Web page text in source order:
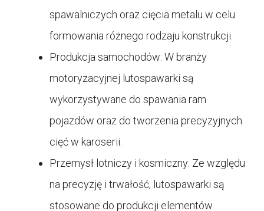
spawalniczych oraz cięcia metalu w celu
formowania różnego rodzaju konstrukcji.
Produkcja samochodów: W branży
motoryzacyjnej lutospawarki są
wykorzystywane do spawania ram
pojazdów oraz do tworzenia precyzyjnych
cięć w karoserii.
Przemysł lotniczy i kosmiczny: Ze względu
na precyzję i trwałość, lutospawarki są
stosowane do produkcji elementów